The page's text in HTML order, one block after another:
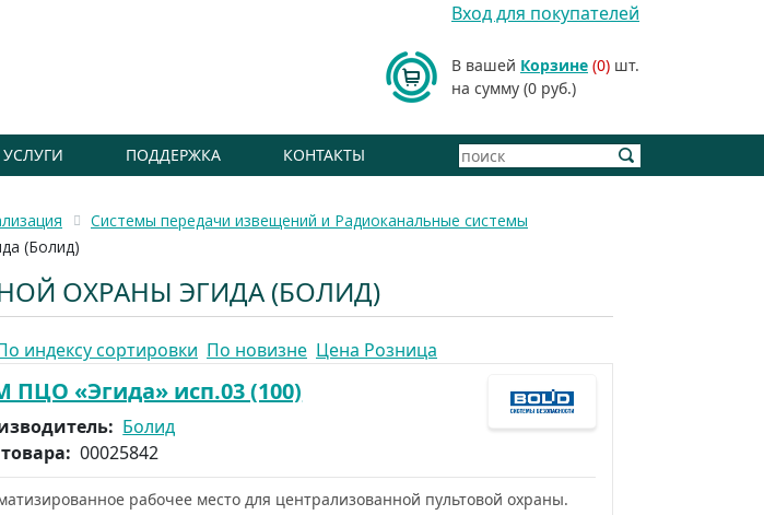
Вход для покупателей
В вашей Корзине (0) шт.
на сумму (0 руб.)
УСЛУГИ ПОДДЕРЖКА КОНТАКТЫ
Системы передачи извещений и Радиоканальные системы
(Болид)
ОХРАНЫ ЭГИДА (БОЛИД)
индексу сортировки По новизне Цена Розница
ПЦО «Эгида» исп.03 (100)
Болид
00025842
рабочее место для централизованной пультовой охраны.